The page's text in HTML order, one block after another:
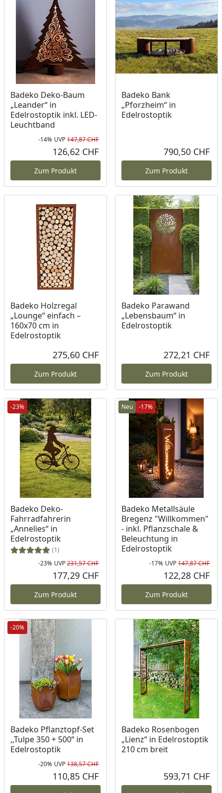
Badeko Deko-Baum
„Leander“ in
Edelrostoptik inkl. LED-
Leuchtband
Rabatt in Prozent
-14%
Ursprünglicher Preis
UVP147,87 CHF
126,62 CHF
Zum Produkt
Badeko Bank
„Pforzheim“ in
Edelrostoptik
790,50 CHF
Zum Produkt
Badeko Holzregal
„Lounge“ einfach –
160x70 cm in
Edelrostoptik
275,60 CHF
Zum Produkt
Badeko Parawand
„Lebensbaum“ in
Edelrostoptik
272,21 CHF
Zum Produkt
-23%
Badeko Deko-
Fahrradfahrerin
„Annelies“ in
Edelrostoptik
(1)
Rabatt in Prozent
-23%
Ursprünglicher Preis
UVP231,57 CHF
177,29 CHF
Zum Produkt
Neu -17%
Badeko Metallsäule
Bregenz "Willkommen"
- inkl. Pflanzschale &
Beleuchtung in
Edelrostoptik
-17% UVP147,87 CHF
122,28 CHF
Zum Produkt
-20%
Badeko Pflanztopf-Set
,,Tulpe 350 + 500“ in
Edelrostoptik
Rabatt in Prozent
-20%
Ursprünglicher Preis
UVP138,57 CHF
110,85 CHF
Badeko Rosenbogen
„Lienz“ in Edelrostoptik
210 cm breit
593,71 CHF